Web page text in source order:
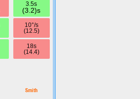
3.5s
(3.2)s
10°/s
(12.5)
18s
(14.4)
Smith